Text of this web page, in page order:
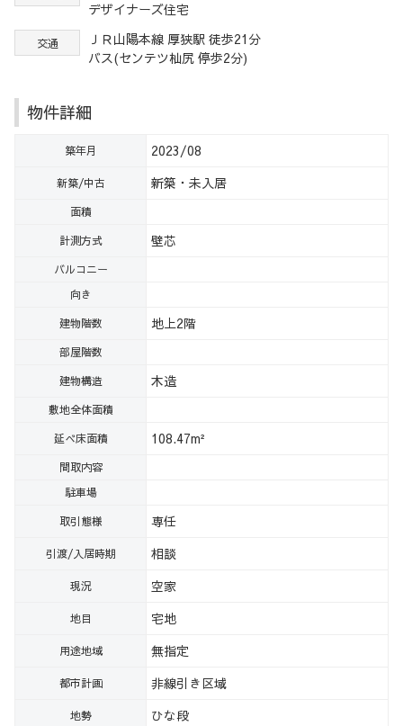
デザイナーズ住宅
交通
ＪＲ山陽本線 厚狭駅 徒歩21分
バス(センテツ杣尻 停歩2分)
物件詳細
築年月 2023/08
新築/中古 新築・未入居
面積
計測方式
壁芯
バルコニー
向き
建物階数
地上2階
部屋階数
建物構造
木造
敷地全体面積
延べ床面積
108.47m²
間取内容
駐車場
取引態様
専任
引渡/入居時期 相談
現況 空家
地目 宅地
用途地域 無指定
都市計画 非線引き区域
地勢 ひな段